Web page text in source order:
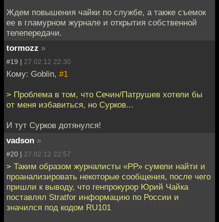
Ждем повышения чайки по службе, а также съемок
ее в гламурном журнале и открытия собственной
телепередачи.
tormozz »
#19 | 27.02.12 22:30
Кому: Goblin, #1
> Проблема в том, что Сечин/Патрушев хотели бы
от меня избавиться, но Сурков...
И тут Сурков дотянулся!
vadson »
#20 | 27.02.12 22:57
> Таким образом журналисты «РР» сумели найти и
проанализировать некоторые сообщения, после чего
пришли к выводу, что генпрокурор Юрий Чайка
поставлял Stratfor информацию по России и
значился под кодом RU101